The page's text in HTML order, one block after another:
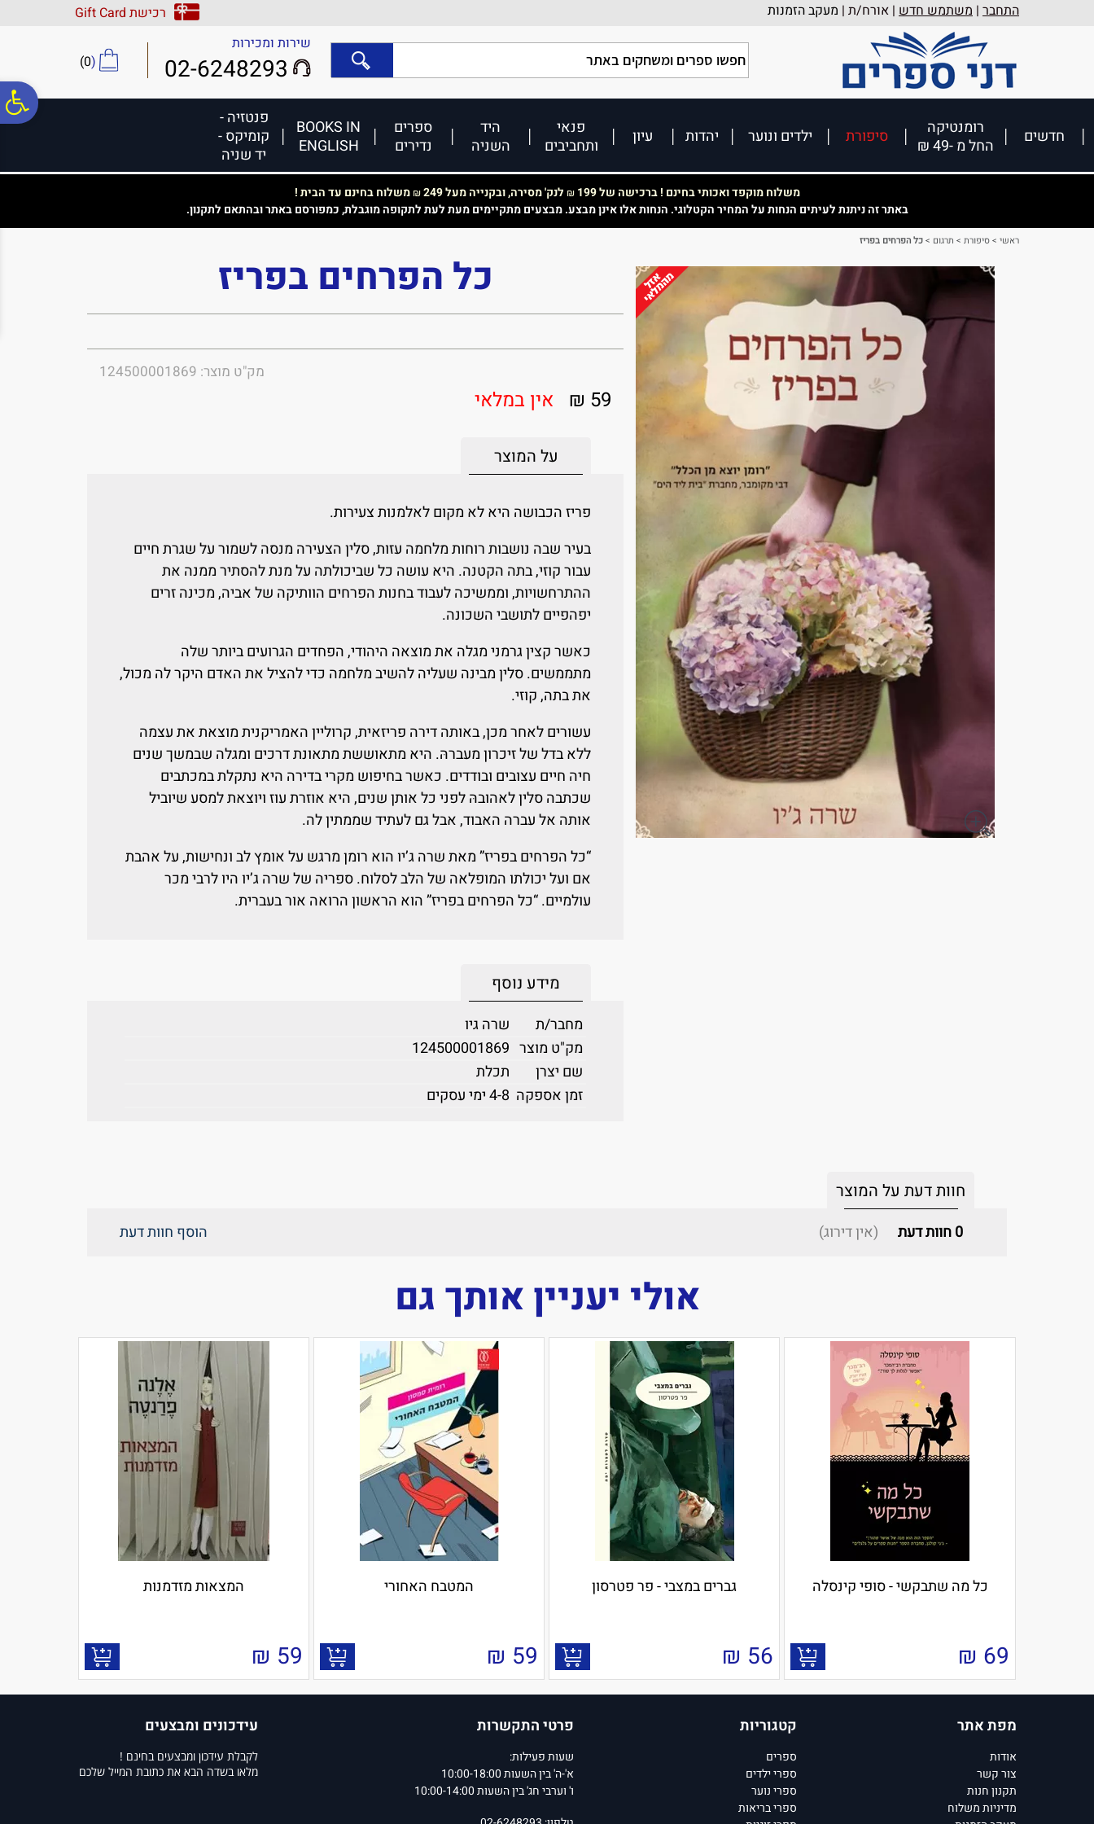
נגישות
אתר
המרכזי
התחבר | משתמש חדש | אורח/ת | מעקב הזמנות
רכישת Gift Card
שירות ומכירות
02-6248293
(
0
)
חדשים
רומנטיקה
החל מ -49 ₪
סיפורת ילדים ונוער יהדות עיון
פנאי
ותחביבים
היד
השניה
ספרים
נדירים
BOOKS IN
ENGLISH
פנטזיה -
קומיקס -
יד שניה
משלוח מוקפד ואכותי בחינם ! ברכישה של 199 ₪ לנק' מסירה, ובקנייה מעל 249 ₪משלוח בחינם עד הבית !
באתר זה ניתנת לעיתים הנחות על המחיר הקטלוגי. הנחות אלו אינן מבצע. מבצעים מתקיימים מעת לעת לתקופה מוגבלת, כמפורסם באתר ובהתאם לתקנון.
ראשי >סיפורת > תרגום >כל הפרחים בפריז
כל הפרחים בפריז
מק"ט מוצר: 124500001869
59 ₪ אין במלאי
על המוצר
פריז הכבושה היא לא מקום לאלמנות צעירות.
בעיר שבה נושבות רוחות מלחמה עזות, סלין הצעירה מנסה לשמור על שגרת חיים
עבור קוזי, בתה הקטנה. היא עושה כל שביכולתה על מנת להסתיר ממנה את
ההתרחשויות, וממשיכה לעבוד בחנות הפרחים הוותיקה של אביה, מכינה זרים
יפהפיים לתושבי השכונה.
כאשר קצין גרמני מגלה את מוצאה היהודי, הפחדים הגרועים ביותר שלה
מתממשים. סלין מבינה שעליה להשיב מלחמה כדי להציל את האדם היקר לה מכול,
את בתה, קוזי.
עשורים לאחר מכן, באותה דירה פריזאית, קרוליין האמריקנית מוצאת את עצמה
ללא בדל של זיכרון מעברהּ. היא מתאוששת מתאונת דרכים ומגלה שבמשך שנים
חיה חיים עצובים ובודדים. כאשר בחיפוש מקרי בדירה היא נתקלת במכתבים
שכתבה סלין לאהובהּ לפני כל אותן שנים, היא אוזרת עוז ויוצאת למסע שיוביל
אותה אל עברה האבוד, אבל גם לעתיד שממתין לה.
“כל הפרחים בפריז” מאת שרה ג’יו הוא רומן מרגש על אומץ לב ונחישות, על אהבת
אם ועל יכולתו המופלאה של הלב לסלוח. ספריה של שרה ג’יו היו לרבי מכר
עולמיים. “כל הפרחים בפריז” הוא הראשון הרואה אור בעברית.
מידע נוסף
מחבר/ת
שרה גיו
מק"ט מוצר 124500001869
שם יצרן
תכלת
זמן אספקה 4-8 ימי עסקים
חוות דעת על המוצר
0חוות דעת (אין דירוג) הוסף חוות דעת
אולי יעניין אותך גם
כל מה שתבקשי - סופי קינסלה
69
₪
גברים במצבי - פר פטרסון
56
₪
המטבח האחורי
59
₪
המצאות מזדמנות
59
₪
מפת אתר
אודות
צור קשר
תקנון חנות
מדיניות משלוח
קטגוריות
ספרים
ספרי ילדים
ספרי נוער
ספרי בריאות
פרטי התקשרות
שעות פעילות:
א'-ה' בין השעות 10:00-18:00
ו' וערבי חג' בין השעות 10:00-14:00
עידכונים ומבצעים
לקבלת עידכון ומבצעים בחינם !
מלאו בשדה הבא את כתובת המייל שלכם